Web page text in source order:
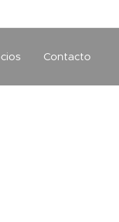
Contacto